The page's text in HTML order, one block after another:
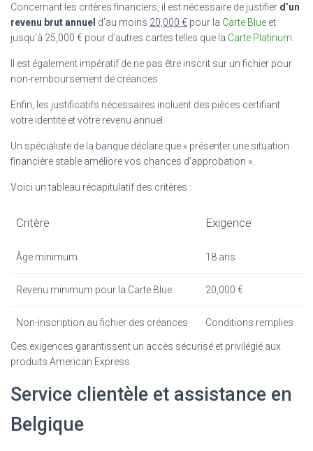
Concernant les critères financiers, il est nécessaire de justifier d’un
revenu brut annuel d’au moins 20,000 € pour la Carte Blue et
jusqu’à 25,000 € pour d’autres cartes telles que la Carte Platinum
Il est également impératif de ne pas être inscrit sur un fichier pour
non-remboursement de créances.
Enfin, les justificatifs nécessaires incluent des pièces certifiant
votre identité et votre revenu annuel.
Un spécialiste de la banque déclare que « présenter une situation
financière stable améliore vos chances d’approbation ».
Voici un tableau récapitulatif des critères :
Critère Exigence
Âge minimum 18 ans
Revenu minimum pour la Carte Blue 20,000 €
Non-inscription au fichier des créances Conditions remplies
Ces exigences garantissent un accès sécurisé et privilégié aux
produits American Express.
Service clientèle et assistance en
Belgique